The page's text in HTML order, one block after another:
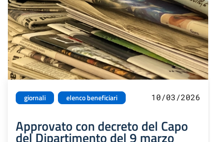
giornali elenco beneficiari 10/03/2026
Approvato con decreto del Capo
del Dipartimento del 9 marzo